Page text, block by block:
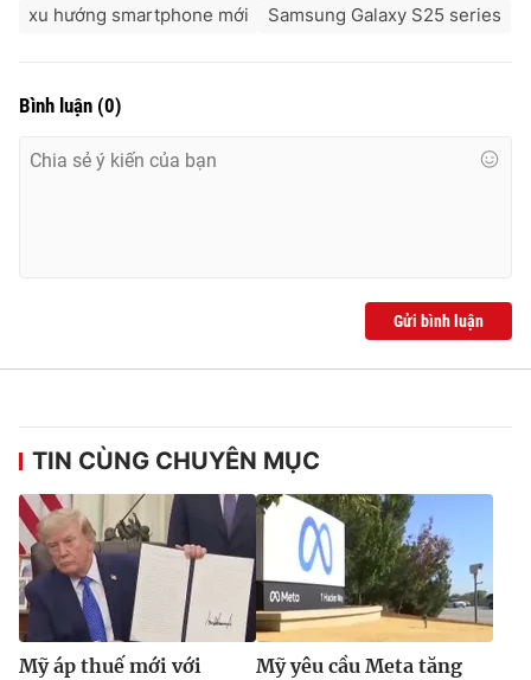
xu hướng smartphone mới
Samsung Galaxy S25 series
Bình luận (0)
Gửi bình luận
TIN CÙNG CHUYÊN MỤC
Mỹ áp thuế mới với
Mỹ yêu cầu Meta tăng